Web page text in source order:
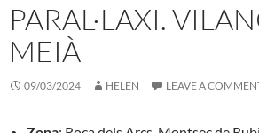
PARAL·LAXI.
MEIÀ
09/03/2024 HELEN LEAVE A